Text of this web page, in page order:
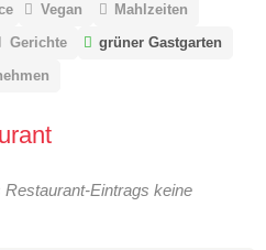
Vegan
Mahlzeiten
Gerichte
grüner Gastgarten
Eintrags keine